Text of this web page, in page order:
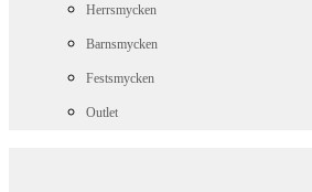
Herrsmycken
Barnsmycken
Festsmycken
Outlet